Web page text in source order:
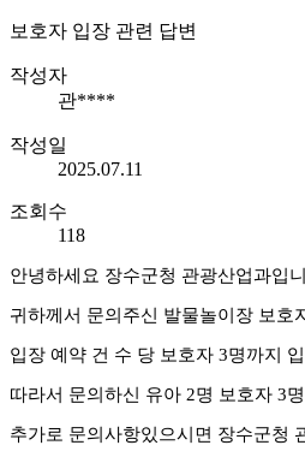
보호자 입장 관련 답변
작성자
관****
작성일
2025.07.11
조회수
118
안녕하세요 장수군청 관광산업과입
귀하께서 문의주신 발물놀이장 보호
입장 예약 건 수 당 보호자 3명까지
따라서 문의하신 유아 2명 보호자 3명
추가로 문의사항있으시면 장수군청